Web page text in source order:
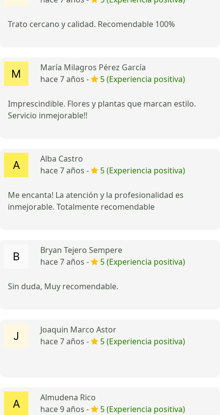
Trato cercano y calidad. Recomendable 100%
María Milagros Pérez García
hace 7 años -
5 (Experiencia positiva)
Imprescindible. Flores y plantas que marcan estilo.
Servicio inmejorable!!
Alba Castro
hace 7 años -
5 (Experiencia positiva)
Me encanta! La atención y la profesionalidad es
inmejorable. Totalmente recomendable
Bryan Tejero Sempere
hace 7 años -
5 (Experiencia positiva)
Sin duda, Muy recomendable.
Joaquin Marco Astor
hace 7 años -
5 (Experiencia positiva)
Almudena Rico
hace 9 años -
5 (Experiencia positiva)